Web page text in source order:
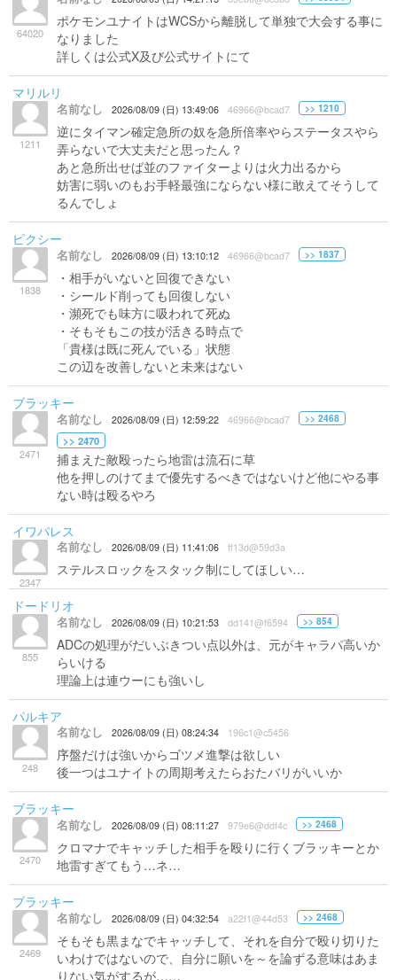
64020
ポケモンユナイトはWCSから離脱して単独で大会する事に
なりました
詳しくは公式X及び公式サイトにて
マリルリ
1211
名前なし 2026/08/09 (日) 13:49:06 46966@bcad7 >> 1210
逆にタイマン確定急所の奴を急所倍率やらステータスやら
弄らないで大丈夫だと思ったん？
あと急所出せば並のファイターよりは火力出るから
妨害に弱いのもお手軽最強にならない様に敢えてそうして
るんでしょ
ピクシー
1838
名前なし 2026/08/09 (日) 13:10:12 46966@bcad7 >> 1837
・相手がいないと回復できない
・シールド削っても回復しない
・瀕死でも味方に吸われて死ぬ
・そもそもこの技が活きる時点で
「貴様は既に死んでいる」状態
この辺を改善しないと未来はない
ブラッキー
2471
名前なし 2026/08/09 (日) 12:59:22 46966@bcad7 >> 2468
>> 2470
捕まえた敵殴ったら地雷は流石に草
他を押しのけてまで優先するべきではないけど他にやる事
ない時は殴るやろ
イワパレス
2347
名前なし 2026/08/09 (日) 11:41:06 ff13d@59d3a
ステルスロックをスタック制にしてほしい…
ドードリオ
855
名前なし 2026/08/09 (日) 10:21:53 dd141@f6594 >> 854
ADCの処理がだいぶきつい点以外は、元がキャラパ高いか
らいける
理論上は連ウーにも強いし
パルキア
248
名前なし 2026/08/09 (日) 08:24:34 196c1@c5456
序盤だけは強いからゴツメ進撃は欲しい
後一つはユナイトの周期考えたらおたバリがいいか
ブラッキー
2470
名前なし 2026/08/09 (日) 08:11:27 979e6@ddf4c >> 2468
クロマナでキャッチした相手を殴りに行くブラッキーとか
地雷すぎてもう…ネ…
ブラッキー
2469
名前なし 2026/08/09 (日) 04:32:54 a22f1@44d53 >> 2468
そもそも黒まなでキャッチして、それを自分で殴り切りた
いわけではないので、自分に願いを～を論ずる意味はあま
りない気がするが……